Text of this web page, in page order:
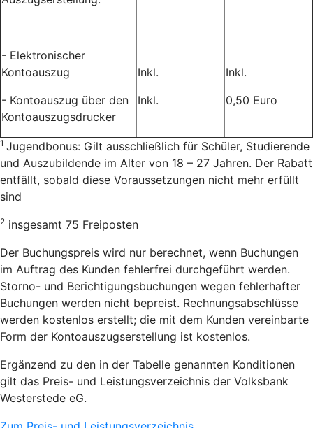
- Elektronischer
Kontoauszug
- Kontoauszug über den
Kontoauszugsdrucker
Inkl.
Inkl.
Inkl.
0,50 Euro
1 Jugendbonus: Gilt ausschließlich für Schüler, Studierende
und Auszubildende im Alter von 18 – 27 Jahren. Der Rabatt
entfällt, sobald diese Voraussetzungen nicht mehr erfüllt
sind
2 insgesamt 75 Freiposten
Der Buchungspreis wird nur berechnet, wenn Buchungen
im Auftrag des Kunden fehlerfrei durchgeführt werden.
Storno- und Berichtigungsbuchungen wegen fehlerhafter
Buchungen werden nicht bepreist. Rechnungsabschlüsse
werden kostenlos erstellt; die mit dem Kunden vereinbarte
Form der Kontoauszugserstellung ist kostenlos.
Ergänzend zu den in der Tabelle genannten Konditionen
gilt das Preis- und Leistungsverzeichnis der Volksbank
Westerstede eG.